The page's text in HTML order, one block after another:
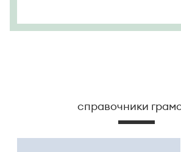
справочники